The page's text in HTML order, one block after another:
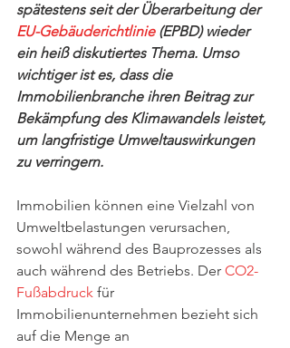
spätestens seit der Überarbeitung der
EU-Gebäuderichtlinie (EPBD) wieder
ein heiß diskutiertes Thema. Umso
wichtiger ist es, dass die
Immobilienbranche ihren Beitrag zur
Bekämpfung des Klimawandels leistet,
um langfristige Umweltauswirkungen
zu verringern.
Immobilien können eine Vielzahl von
Umweltbelastungen verursachen,
sowohl während des Bauprozesses als
auch während des Betriebs. Der CO2-
Fußabdruck für
Immobilienunternehmen bezieht sich
auf die Menge an